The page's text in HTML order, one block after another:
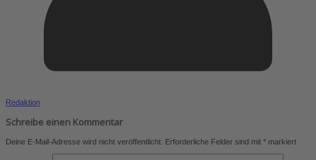
Redaktion
Schreibe einen Kommentar
Deine E-Mail-Adresse wird nicht veröffentlicht. Erforderliche Felder sind mit * markiert